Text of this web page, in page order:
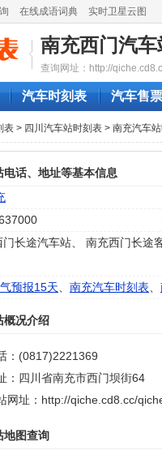
在线成语词典 实时卫星云图
南充西门汽车
查询网址：http://
汽车时刻表 汽车售
表 > 四川汽车站时刻表 > 南充汽车
话、地址等基本信息
长途汽车站、 南充西门长途
预报15天 南充汽车时刻表
概况介绍
：(0817)2221369
：四川省南充市西门坝街64
网址：http://qiche.cd8.cc/
地图查询